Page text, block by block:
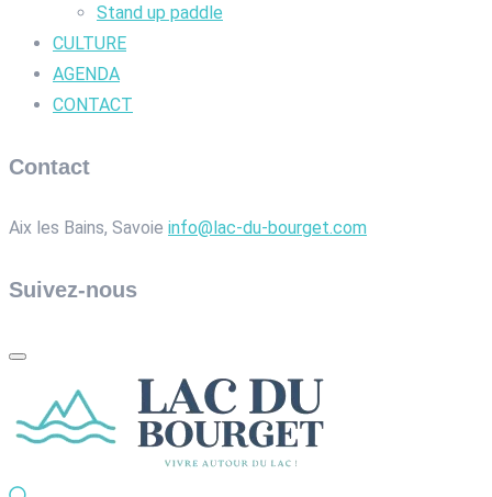
Stand up paddle
CULTURE
AGENDA
CONTACT
Contact
Aix les Bains, Savoie info@lac-du-bourget.com
Suivez-nous